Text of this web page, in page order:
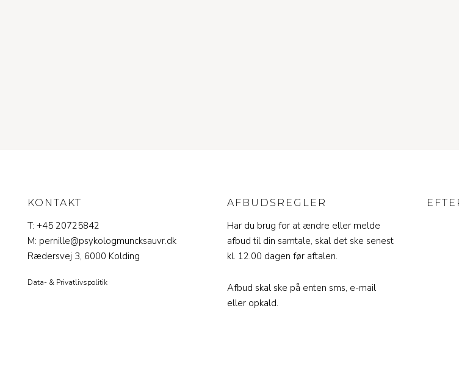
KONTAKT
T: +45 20725842
M: pernille@psykologmuncksauvr.dk
Rædersvej 3, 6000 Kolding
Data- & Privatlivspolitik
AFBUDSREGLER
Har du brug for at ændre eller melde
afbud til din samtale, skal det ske senest
kl. 12.00 dagen før aftalen.
Afbud skal ske på enten sms, e-mail
eller opkald.